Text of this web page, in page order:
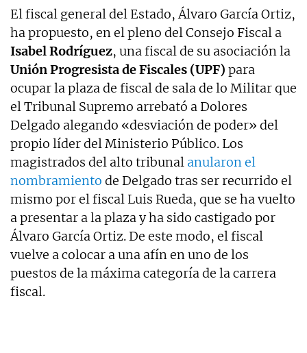
El fiscal general del Estado, Álvaro García Ortiz,
ha propuesto, en el pleno del Consejo Fiscal a
Isabel Rodríguez, una fiscal de su asociación la
Unión Progresista de Fiscales (UPF) para
ocupar la plaza de fiscal de sala de lo Militar que
el Tribunal Supremo arrebató a Dolores
Delgado alegando «desviación de poder» del
propio líder del Ministerio Público. Los
magistrados del alto tribunal anularon el
nombramiento de Delgado tras ser recurrido el
mismo por el fiscal Luis Rueda, que se ha vuelto
a presentar a la plaza y ha sido castigado por
Álvaro García Ortiz. De este modo, el fiscal
vuelve a colocar a una afín en uno de los
puestos de la máxima categoría de la carrera
fiscal.